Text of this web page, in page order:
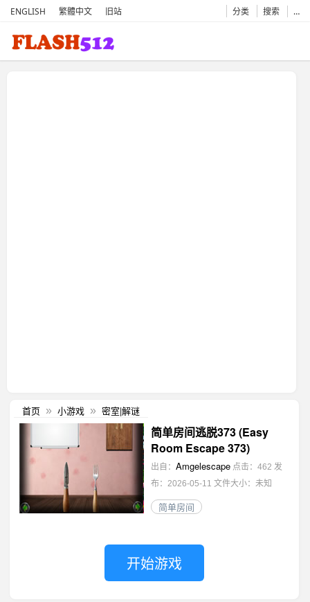
ENGLISH 繁體中文 旧站 分类 搜索 …
首页 » 小游戏 » 密室|解谜
简单房间逃脱373 (Easy
Room Escape 373)
出自： Amgelescape 点击：462 发
布：2026-05-11 文件大小：未知
简单房间
开始游戏